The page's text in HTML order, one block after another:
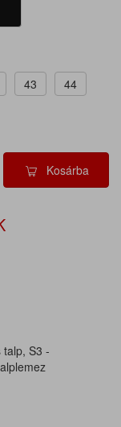
43
44
Kosárba
talp, S3 -